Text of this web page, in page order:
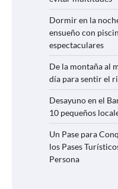
Dormir en la
ensueño con
espectaculares
De la montaña al
día para sentir el
Desayuno en el
10 pequeños
Un Pase para
los Pases
Persona